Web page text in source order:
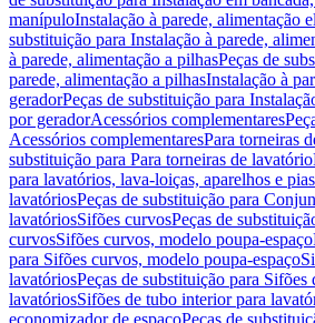
manípuloInstalação à parede, alimentação
substituição para Instalação à parede,
à parede, alimentação a pilhasPeças de
parede, alimentação a pilhasInstalação à
geradorPeças de substituição para
por geradorAcessórios complementares
Acessórios complementaresPara torneiras
substituição para Para torneiras de lavatório
para lavatórios, lava-loiças, aparelhos e pias
lavatóriosPeças de substituição para
lavatóriosSifões curvosPeças de
curvosSifões curvos, modelo poupa-espaço
para Sifões curvos, modelo poupa-espaço
lavatóriosPeças de substituição para
lavatóriosSifões de tubo interior para
economizador de espaçoPeças de